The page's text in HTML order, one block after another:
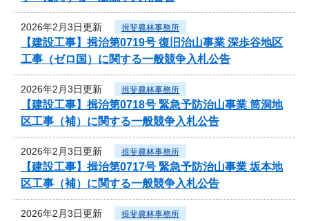
2026年2月3日更新 揖斐農林事務所
【建設工事】揖治第0719号 復旧治山事業 深歩谷地区
工事（ゼロ国）に関する一般競争入札公告
2026年2月3日更新 揖斐農林事務所
【建設工事】揖治第0718号 緊急予防治山事業 筒洞地
区工事（補）に関する一般競争入札公告
2026年2月3日更新 揖斐農林事務所
【建設工事】揖治第0717号 緊急予防治山事業 坂本地
区工事（補）に関する一般競争入札公告
2026年2月3日更新 揖斐農林事務所